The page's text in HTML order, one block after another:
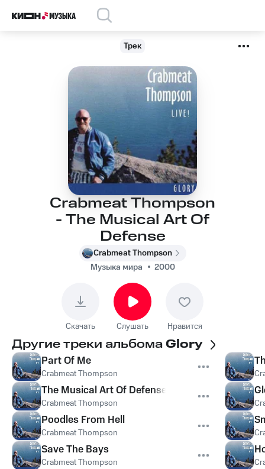
Трек
Crabmeat Thompson
- The Musical Art Of
Defense
Crabmeat Thompson
Музыка мира
2000
Скачать Слушать Нравится
Другие треки альбомаGlory
Part Of Me
Crabmeat Thompson
The Musical Art Of Defense
Crabmeat Thompson
Poodles From Hell
Crabmeat Thompson
Save The Bays
Crabmeat Thompson